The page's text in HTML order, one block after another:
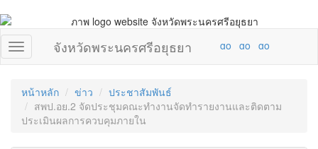
จังหวัดพระนครศรีอยุธยา
หน้าหลัก ข่าว
ประชาสัมพันธ์
สพป.อย.2 จัดประชุมคณะทำงานจัดทำรายงานและติดตาม
ประเมินผลการควบคุมภายใน